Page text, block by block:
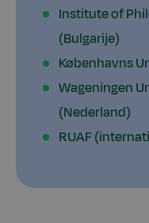
Institute of
(Bulgarije)
Københavns
Wageningen
(Nederland)
RUAF